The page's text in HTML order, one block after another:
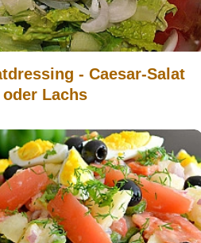
- Caesar-Salat
Lachs